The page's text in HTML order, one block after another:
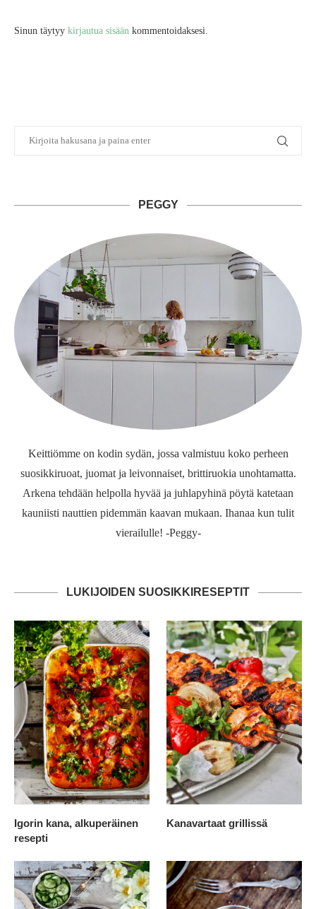
Sinun täytyy kirjautua sisään kommentoidaksesi.
PEGGY
Keittiömme on kodin sydän, jossa valmistuu koko perheen
suosikkiruoat, juomat ja leivonnaiset, brittiruokia unohtamatta.
Arkena tehdään helpolla hyvää ja juhlapyhinä pöytä katetaan
kauniisti nauttien pidemmän kaavan mukaan. Ihanaa kun tulit
vierailulle! -Peggy-
LUKIJOIDEN SUOSIKKIRESEPTIT
Igorin kana, alkuperäinen
resepti
Kanavartaat grillissä